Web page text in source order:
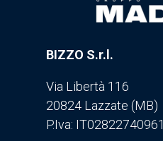
BIZZO S.r.l.
Via Libertà 116
20824 Lazzate (MB)
P.Iva: IT02822740961